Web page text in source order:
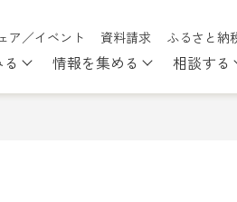
ア／イベント 資料請求 ふるさと納
るfor 移住を考える
Show submenu for 行ってみ
情報を集める Show相談する